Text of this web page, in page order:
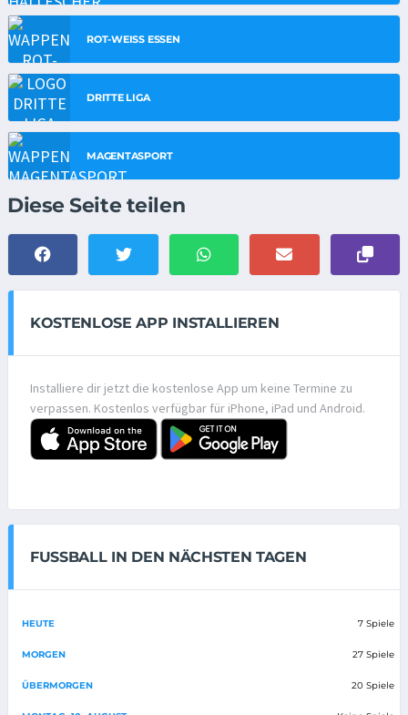
ROT-WEISS ESSEN
DRITTE LIGA
MAGENTASPORT
Diese Seite teilen
KOSTENLOSE APP INSTALLIEREN
Installiere dir jetzt die kostenlose App um keine Termine zu
verpassen. Kostenlos verfügbar für iPhone, iPad und Android.
FUSSBALL IN DEN NÄCHSTEN TAGEN
HEUTE 7 Spiele
MORGEN 27 Spiele
ÜBERMORGEN 20 Spiele